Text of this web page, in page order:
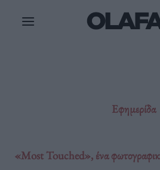
Εφημερίδα
«Most Touched», ένα